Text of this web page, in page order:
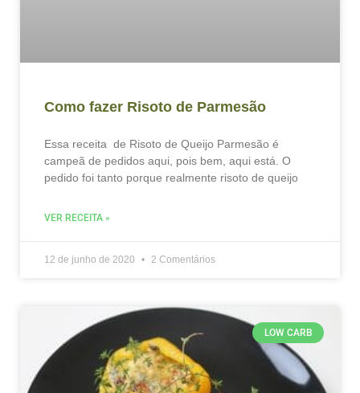
Como fazer Risoto de Parmesão
Essa receita de Risoto de Queijo Parmesão é
campeã de pedidos aqui, pois bem, aqui está. O
pedido foi tanto porque realmente risoto de queijo
VER RECEITA »
12 de junho de 2020 2 Comentários
LOW CARB